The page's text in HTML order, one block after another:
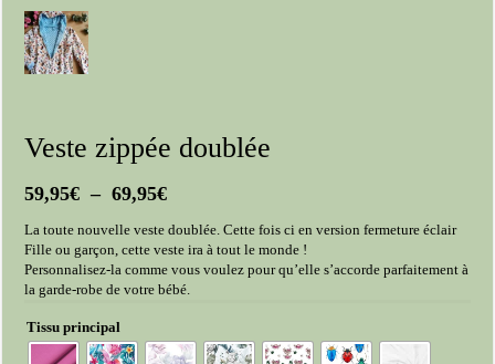
Veste zippée doublée
59,95€ – 69,95€Plage
prix :
59,95€
à
69,95€
La toute nouvelle veste doublée. Cette fois ci en version fermeture éclair
Fille ou garçon, cette veste ira à tout le monde !
Personnalisez-la comme vous voulez pour qu’elle s’accorde parfaitement à
la garde-robe de votre bébé.
Tissu principal